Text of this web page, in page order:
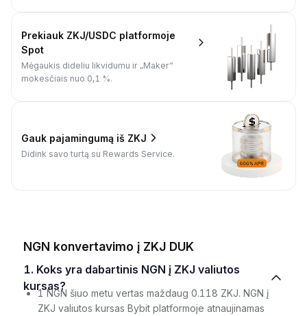
Prekiauk ZKJ/USDC platformoje
Spot
Mėgaukis dideliu likvidumu ir „Maker“
mokesčiais nuo 0,1 %.
Gauk pajamingumą iš ZKJ
Didink savo turtą su Rewards Service.
NGN konvertavimo į ZKJ DUK
1. Koks yra dabartinis NGN į ZKJ valiutos
kursas?
1 NGN šiuo metu vertas maždaug 0.118 ZKJ. NGN į
ZKJ valiutos kursas Bybit platformoje atnaujinamas